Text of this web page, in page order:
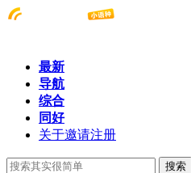
最新
导航
综合
同好
关于邀请注册
搜索